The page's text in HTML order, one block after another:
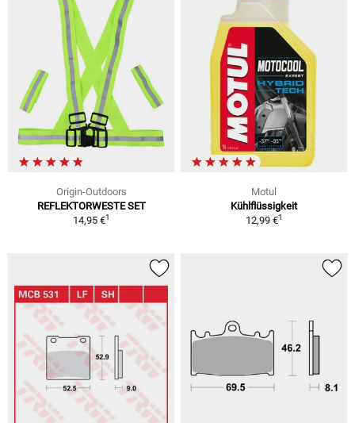
Origin-Outdoors
REFLEKTORWESTE SET
14,95 €1
Motul
Kühlflüssigkeit
12,99 €1